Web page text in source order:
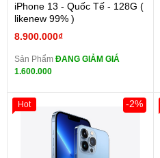
iPhone 13 - Quốc Tế - 128G (
likenew 99% )
8.900.000₫
Sản Phẩm ĐANG GIẢM GIÁ
1.600.000
-2%
Hot